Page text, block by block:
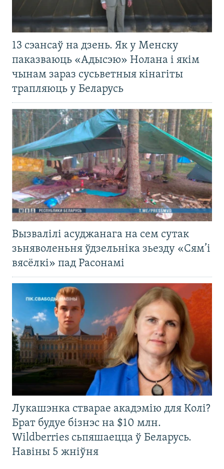
13 сэансаў на дзень. Як у Менску
паказваюць «Адысэю» Нолана і якім
чынам зараз сусьветныя кінагіты
трапляюць у Беларусь
Вызвалілі асуджанага на сем сутак
зьняволеньня ўдзельніка зьезду «Сям’і
вясёлкі» пад Расонамі
Лукашэнка стварае акадэмію для Колі?
Брат будуе бізнэс на $10 млн.
Wildberries сьпяшаецца ў Беларусь.
Навіны 5 жніўня